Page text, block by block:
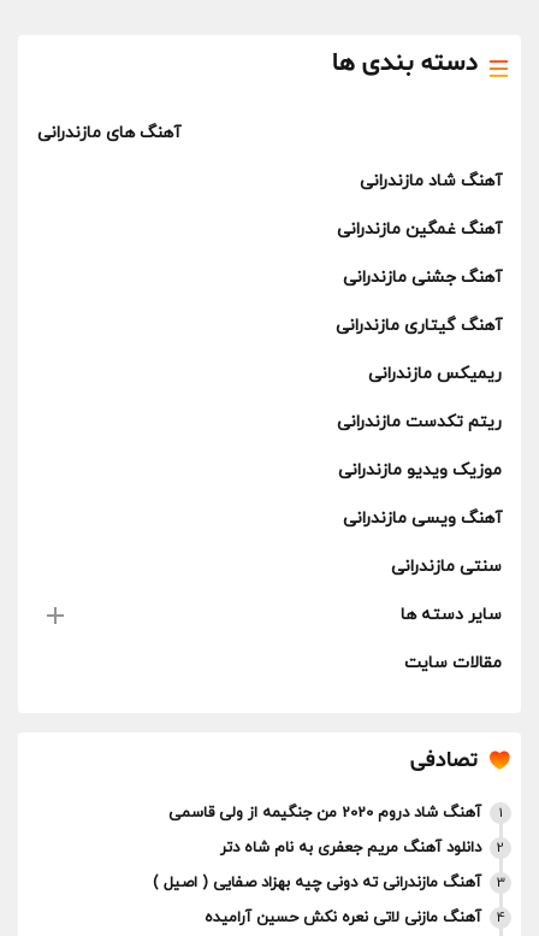
دسته بندی ها
آهنگ های مازندرانی
آهنگ شاد مازندرانی
آهنگ غمگین مازندرانی
آهنگ جشنی مازندرانی
آهنگ گیتاری مازندرانی
ریمیکس مازندرانی
ریتم تکدست مازندرانی
موزیک ویدیو مازندرانی
آهنگ ویسی مازندرانی
سنتی مازندرانی
سایر دسته ها
مقالات سایت
تصادفی
1 آهنگ شاد دروم 2020 من جنگیمه از ولی قاسمی
2 دانلود آهنگ مریم جعفری به نام شاه دتر
3 آهنگ مازندرانی ته دونی چیه بهزاد صفایی ( اصیل )
4 آهنگ مازنی لاتی نعره نکش حسین آرامیده